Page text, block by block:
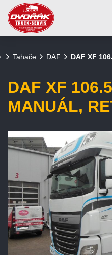
Tahače DAF DAF XF
DAF XF
MANUÁL,